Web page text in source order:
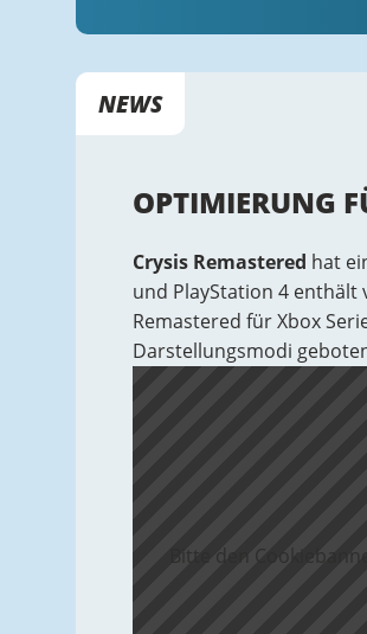
NEWS
OPTIMIERUNG
Crysis Remastered hat
und PlayStation 4 enthält
Remastered für Xbox
Darstellungsmodi
Bitte den